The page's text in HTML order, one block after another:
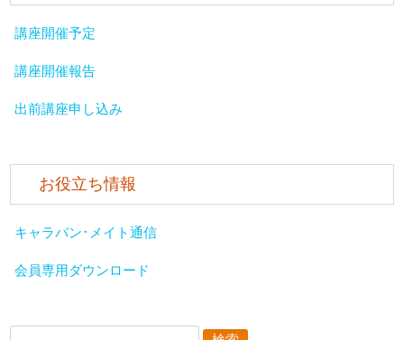
講座開催予定
講座開催報告
出前講座申し込み
お役立ち情報
キャラバン･メイト通信
会員専用ダウンロード